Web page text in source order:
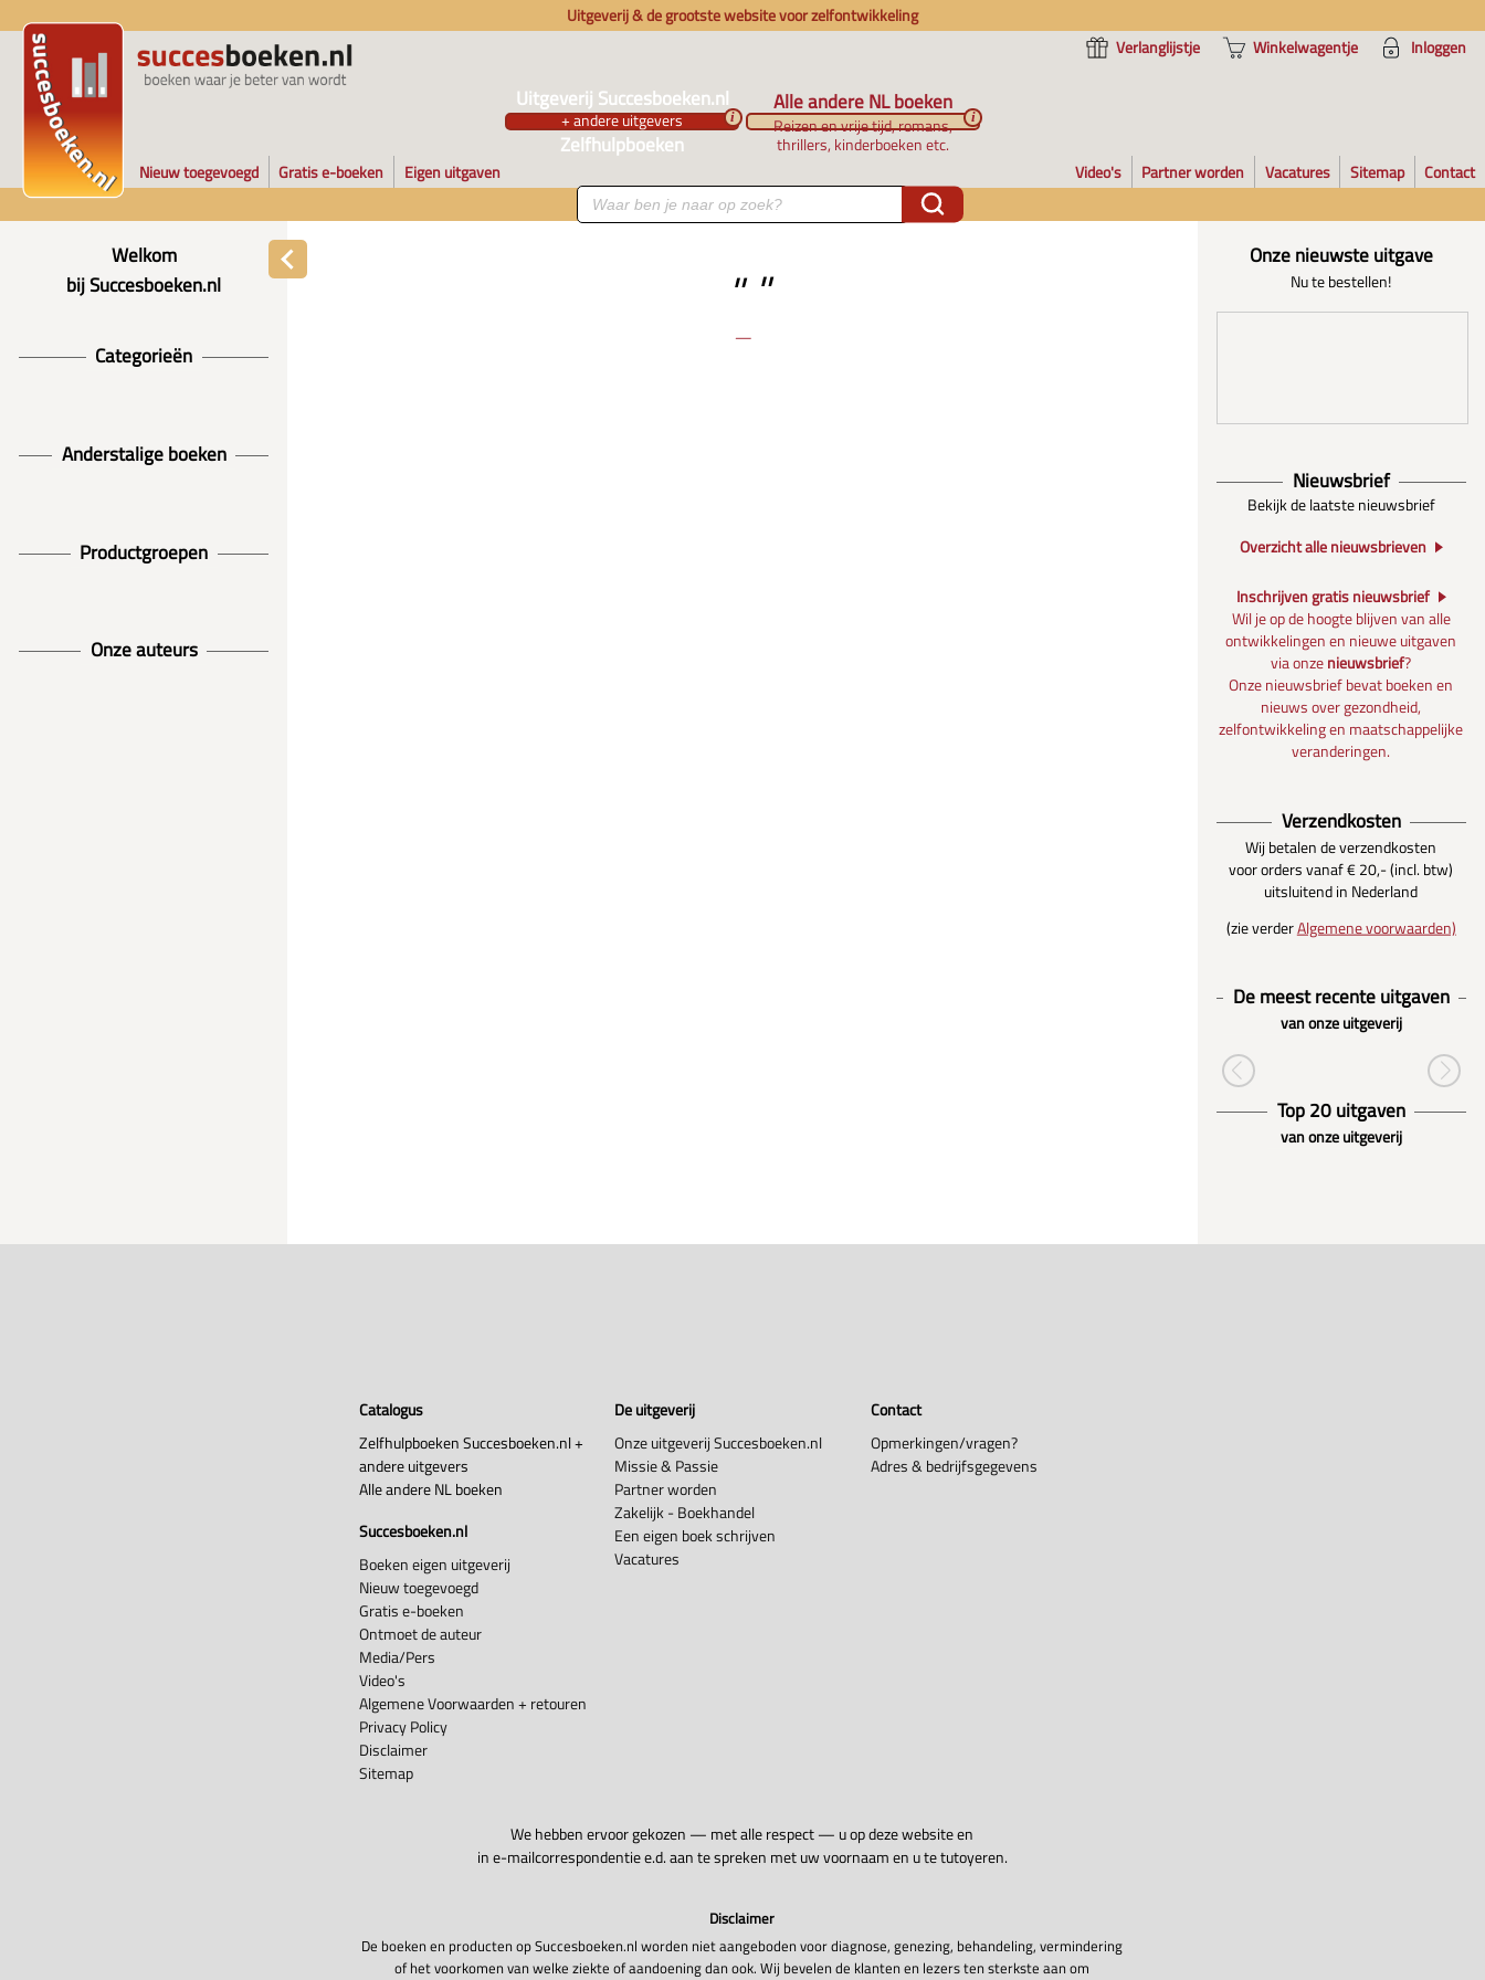
Uitgeverij & de grootste website voor zelfontwikkeling
Verlanglijstje
Winkelwagentje Inloggen
Uitgeverij Succesboeken.nl
+ andere uitgevers
Zelfhulpboeken
i
Alle andere NL boeken
Reizen en vrije tijd, romans,
thrillers, kinderboeken etc.
i
Nieuw toegevoegd Gratis e-boeken Eigen uitgaven Video's Partner worden Vacatures Sitemap Contact
Welkom
bij Succesboeken.nl
Categorieën
Anderstalige boeken
Productgroepen
Onze auteurs
Onze nieuwste uitgave
Nu te bestellen!
Nieuwsbrief
Bekijk de laatste nieuwsbrief
Overzicht alle nieuwsbrieven
Inschrijven gratis nieuwsbrief
Wil je op de hoogte blijven van alle
ontwikkelingen en nieuwe uitgaven
via onzenieuwsbrief?
Onze nieuwsbrief bevat boeken en
nieuws over gezondheid,
zelfontwikkeling en maatschappelijke
veranderingen.
Verzendkosten
Wij betalen de verzendkosten
voor orders vanaf € 20,- (incl. btw)
uitsluitend in Nederland
(zie verderAlgemene voorwaarden)
De meest recente uitgaven
van onze uitgeverij
Top 20 uitgaven
van onze uitgeverij
Catalogus
Zelfhulpboeken Succesboeken.nl +
andere uitgevers
Alle andere NL boeken
Succesboeken.nl
Boeken eigen uitgeverij
Nieuw toegevoegd
Gratis e-boeken
Ontmoet de auteur
Media/Pers
Video's
Algemene Voorwaarden + retouren
Privacy Policy
Disclaimer
Sitemap
De uitgeverij
Onze uitgeverij Succesboeken.nl
Missie & Passie
Partner worden
Zakelijk - Boekhandel
Een eigen boek schrijven
Vacatures
Contact
Opmerkingen/vragen?
Adres & bedrijfsgegevens
We hebben ervoor gekozen — met alle respect — u op deze website en
in e-mailcorrespondentie e.d. aan te spreken met uw voornaam en u te tutoyeren.
Disclaimer
De boeken en producten op Succesboeken.nl worden niet aangeboden voor diagnose, genezing, behandeling, vermindering
of het voorkomen van welke ziekte of aandoening dan ook. Wij bevelen de klanten en lezers ten sterkste aan om